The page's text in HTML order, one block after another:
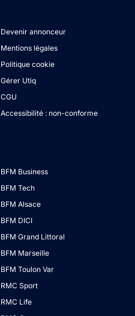
Devenir annonceur
Mentions légales
Politique cookie
Gérer Utiq
CGU
Accessibilité : non-conforme
BFM Business
BFM Tech
BFM Alsace
BFM DICI
BFM Grand Littoral
BFM Marseille
BFM Toulon Var
RMC Sport
RMC Life